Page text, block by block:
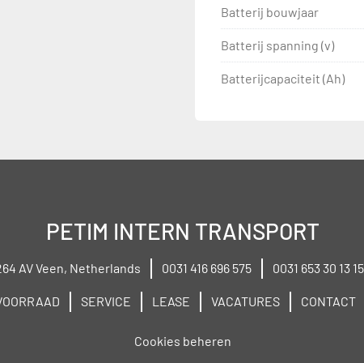
Batterij bouwjaar
Batterij spanning (v)
Batterijcapaciteit (Ah)
PETIM INTERN TRANSPORT
AV Veen, Netherlands 0031 416 696 575 0031 653 30 13 15
SERVICE LEASE VACATURES CONTACT
Cookies beheren